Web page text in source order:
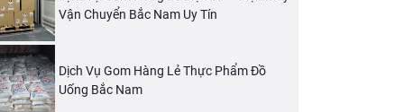
Vận Chuyển Bắc Nam Uy Tín
Dịch Vụ Gom Hàng Lẻ Thực Phẩm Đồ
Uống Bắc Nam